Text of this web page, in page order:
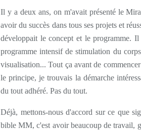
Il y a deux ans, on m'avait présenté le
avoir du succès dans tous ses projets et
développait le concept et le programme.
programme intensif de stimulation du
visualisation... Tout ça avant de
le principe, je trouvais la démarche
du tout adhéré. Pas du tout.
Déjà, mettons-nous d'accord sur ce que
bible MM, c'est avoir beaucoup de travail,